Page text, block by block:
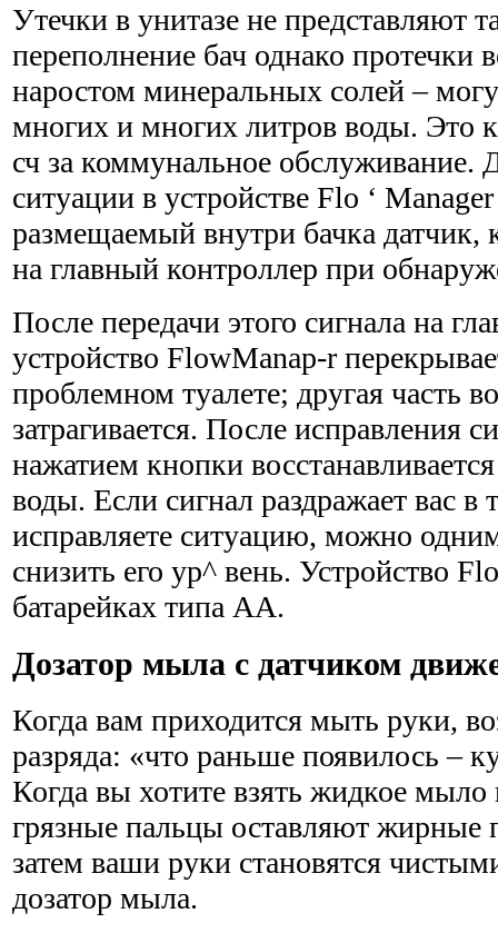
Утечки в унитазе не представляют
переполнение бач однако протечки
наростом минеральных солей –
многих и многих литров воды. Это
сч за коммунальное обслуживание.
ситуации в устройстве Flo ‘
размещаемый внутри бачка датчик,
на главный контроллер при
После передачи этого сигнала на
устройство FlowManap-r
проблемном туалете; другая часть
затрагивается. После исправления
нажатием кнопки
воды. Если сигнал раздражает вас в
исправляете ситуацию, можно
снизить его yp^ вень. Устройство
батарейках типа АА.
Дозатор мыла с датчиком
Когда вам приходится мыть руки,
разряда: «что раньше появилось –
Когда вы хотите взять жидкое мыло
грязные пальцы оставляют жирные
затем ваши руки становятся
дозатор мыла.